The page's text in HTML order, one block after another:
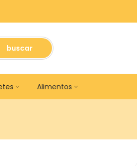
buscar
Alimentos